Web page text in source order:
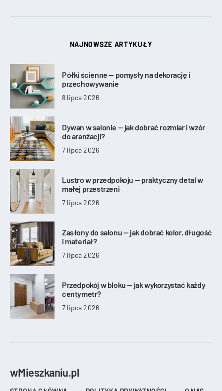
NAJNOWSZE ARTYKUŁY
Półki ścienne — pomysły na dekorację i
przechowywanie
8 lipca 2026
Dywan w salonie — jak dobrać rozmiar i wzór
do aranżacji?
7 lipca 2026
Lustro w przedpokoju — praktyczny detal w
małej przestrzeni
7 lipca 2026
Zasłony do salonu — jak dobrać kolor, długość
i materiał?
7 lipca 2026
Przedpokój w bloku — jak wykorzystać każdy
centymetr?
7 lipca 2026
wMieszkaniu.pl